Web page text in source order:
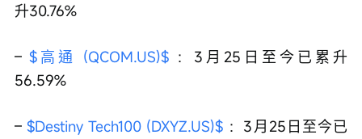
升30.76%
– $高通 (QCOM.US)$ ：3月25日至今已累升
56.59%
– $Destiny Tech100 (DXYZ.US)$ ：3月25日至今已